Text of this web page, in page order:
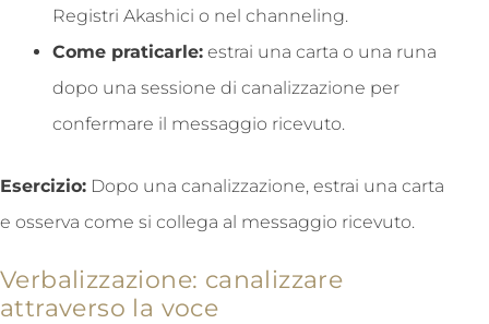
Registri Akashici o nel channeling.
Come praticarle: estrai una carta o una runa
dopo una sessione di canalizzazione per
confermare il messaggio ricevuto.
Esercizio: Dopo una canalizzazione, estrai una carta
e osserva come si collega al messaggio ricevuto.
Verbalizzazione: canalizzare
attraverso la voce